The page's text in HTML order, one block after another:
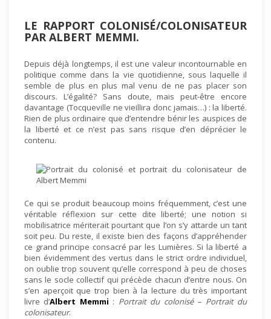
LE RAPPORT COLONISÉ/COLONISATEUR
PAR ALBERT MEMMI.
Depuis déjà longtemps, il est une valeur incontournable en
politique comme dans la vie quotidienne, sous laquelle il
semble de plus en plus mal venu de ne pas placer son
discours. L’égalité? Sans doute, mais peut-être encore
davantage (Tocqueville ne vieillira donc jamais…) : la liberté.
Rien de plus ordinaire que d’entendre bénir les auspices de
la liberté et ce n’est pas sans risque d’en déprécier le
contenu.
Ce qui se produit beaucoup moins fréquemment, c’est une
véritable réflexion sur cette dite liberté; une notion si
mobilisatrice mériterait pourtant que l’on s’y attarde un tant
soit peu. Du reste, il existe bien des façons d’appréhender
ce grand principe consacré par les Lumières. Si la liberté a
bien évidemment des vertus dans le strict ordre individuel,
on oublie trop souvent qu’elle correspond à peu de choses
sans le socle collectif qui précède chacun d’entre nous. On
s’en aperçoit que trop bien à la lecture du très important
livre d’Albert Memmi : Portrait du colonisé – Portrait du
colonisateur.